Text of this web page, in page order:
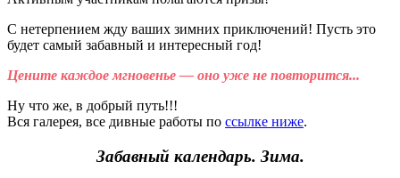
С нетерпением жду ваших зимних приключений! Пусть это
будет самый забавный и интересный год!
Цените каждое мгновенье — оно уже не повторится...
Ну что же, в добрый путь!!!
Вся галерея, все дивные работы по ссылке ниже.
Забавный календарь. Зима.